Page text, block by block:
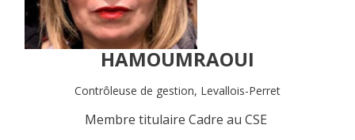
HAMOUMRAOUI
Contrôleuse de gestion, Levallois-Perret
Membre titulaire Cadre au CSE